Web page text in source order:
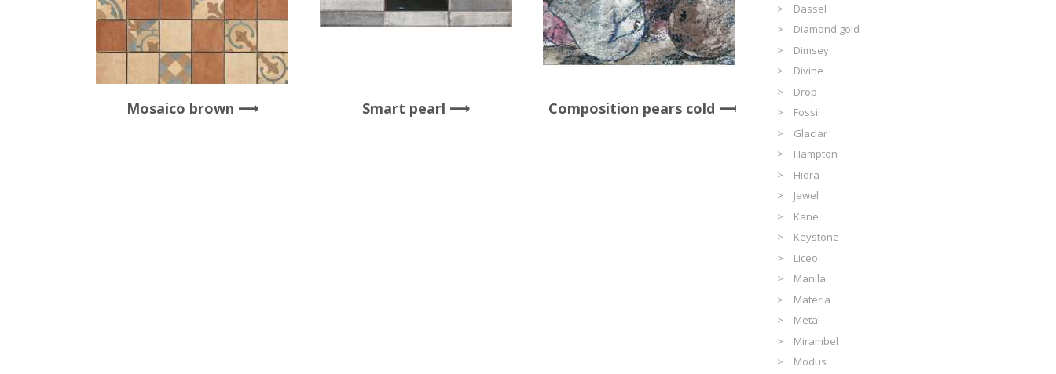
Mosaico brown Smart pearl Composition pears cold
Dassel
Diamond gold
Dimsey
Divine
Drop
Fossil
Glaciar
Hampton
Hidra
Jewel
Kane
Keystone
Liceo
Manila
Materia
Metal
Mirambel
Modus